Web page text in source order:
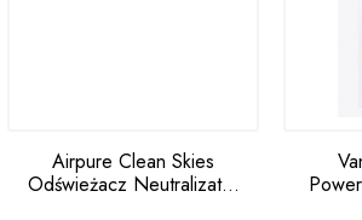
Airpure Clean Skies
Odświeżacz Neutralizator